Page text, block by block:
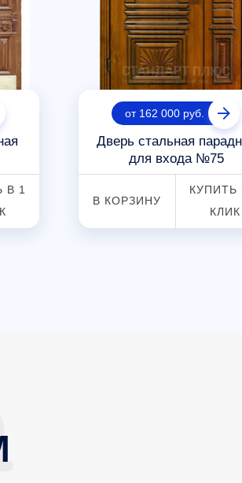
В 1
от 162 000 руб.
Дверь стальная
для входа №75
В КОРЗИНУ
КУПИТЬ
КЛИК